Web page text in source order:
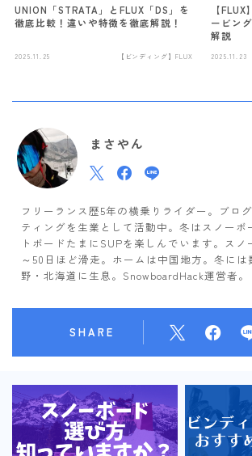
UNION「STRATA」とFLUX「DS」を
徹底比較！違いや特徴を徹底解説！
2025.11.25 【ビンディング】FLUX
【
ービン
解説
2025.11.23
まさやん
フリーランス歴5年の横乗りライダー。ブロ
ティングを生業として活動中。冬はスノーボ
トボードたまにSUPを楽しんでいます。スノ
～50日ほど滑走。ホームは中国地方。冬には
野・北海道に生息。SnowboardHack運営者。
SHARE